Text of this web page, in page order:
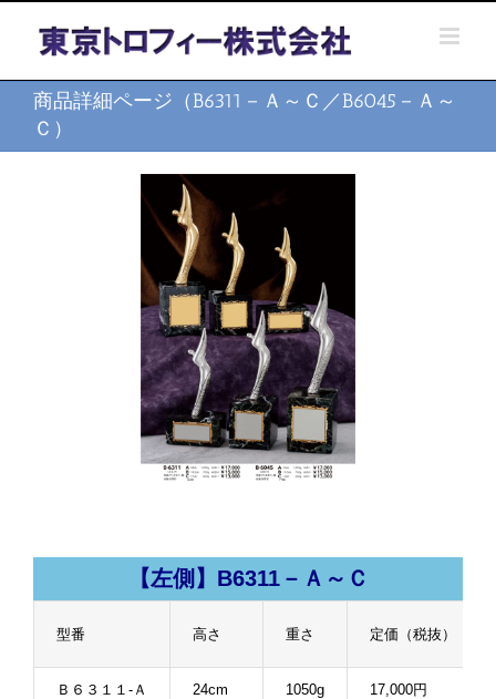
content
商品詳細ページ（B6311－Ａ～Ｃ／B6045－Ａ～
Ｃ）
【左側】B6311－Ａ～Ｃ
型番 高さ 重さ 定価（税抜）
Ｂ６３１１-Ａ 24cm 1050g 17,000円